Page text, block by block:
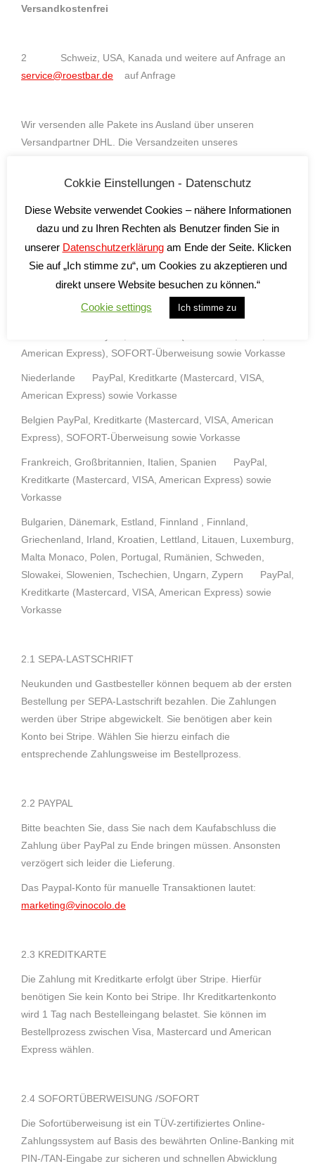
Versandkostenfrei
2 Schweiz, USA, Kanada und weitere auf Anfrage an
service@roestbar.de auf Anfrage
Wir versenden alle Pakete ins Ausland über unseren
Versandpartner DHL. Die Versandzeiten unseres
dessen Information 3 bis 12 Werktage.
ZAHLUNGSARTEN
LÄNDER VERFÜGBARE ZAHLUNGSARTEN
American Express), SOFORT-Überweisung sowie Vorkasse
Niederlande PayPal, Kreditkarte (Mastercard, VISA,
American Express) sowie Vorkasse
Belgien PayPal, Kreditkarte (Mastercard, VISA, American
Express), SOFORT-Überweisung sowie Vorkasse
Frankreich, Großbritannien, Italien, Spanien PayPal,
Kreditkarte (Mastercard, VISA, American Express) sowie
Vorkasse
Bulgarien, Dänemark, Estland, Finnland , Finnland,
Griechenland, Irland, Kroatien, Lettland, Litauen, Luxemburg,
Malta Monaco, Polen, Portugal, Rumänien, Schweden,
Slowakei, Slowenien, Tschechien, Ungarn, Zypern PayPal,
Kreditkarte (Mastercard, VISA, American Express) sowie
Vorkasse
2.1 SEPA-LASTSCHRIFT
Neukunden und Gastbesteller können bequem ab der ersten
Bestellung per SEPA-Lastschrift bezahlen. Die Zahlungen
werden über Stripe abgewickelt. Sie benötigen aber kein
Konto bei Stripe. Wählen Sie hierzu einfach die
entsprechende Zahlungsweise im Bestellprozess.
2.2 PAYPAL
Bitte beachten Sie, dass Sie nach dem Kaufabschluss die
Zahlung über PayPal zu Ende bringen müssen. Ansonsten
verzögert sich leider die Lieferung.
Das Paypal-Konto für manuelle Transaktionen lautet:
marketing@vinocolo.de
2.3 KREDITKARTE
Die Zahlung mit Kreditkarte erfolgt über Stripe. Hierfür
benötigen Sie kein Konto bei Stripe. Ihr Kreditkartenkonto
wird 1 Tag nach Bestelleingang belastet. Sie können im
Bestellprozess zwischen Visa, Mastercard und American
Express wählen.
2.4 SOFORTÜBERWEISUNG /SOFORT
Die Sofortüberweisung ist ein TÜV-zertifiziertes Online-
Zahlungssystem auf Basis des bewährten Online-Banking mit
PIN-/TAN-Eingabe zur sicheren und schnellen Abwicklung
Cokkie Einstellungen - Datenschutz
Diese Website verwendet Cookies – nähere Informationen
dazu und zu Ihren Rechten als Benutzer finden Sie in
unserer Datenschutzerklärungam Ende der Seite. Klicken
Sie auf „Ich stimme zu“, um Cookies zu akzeptieren und
direkt unsere Website besuchen zu können.“
Cookie settings
Ich stimme zu